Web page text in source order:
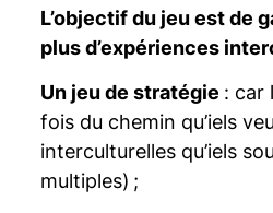
L’objectif du jeu est de
plus d’expériences
Un jeu de stratégie : car
fois du chemin qu’iels
interculturelles qu’iels
multiples) ;